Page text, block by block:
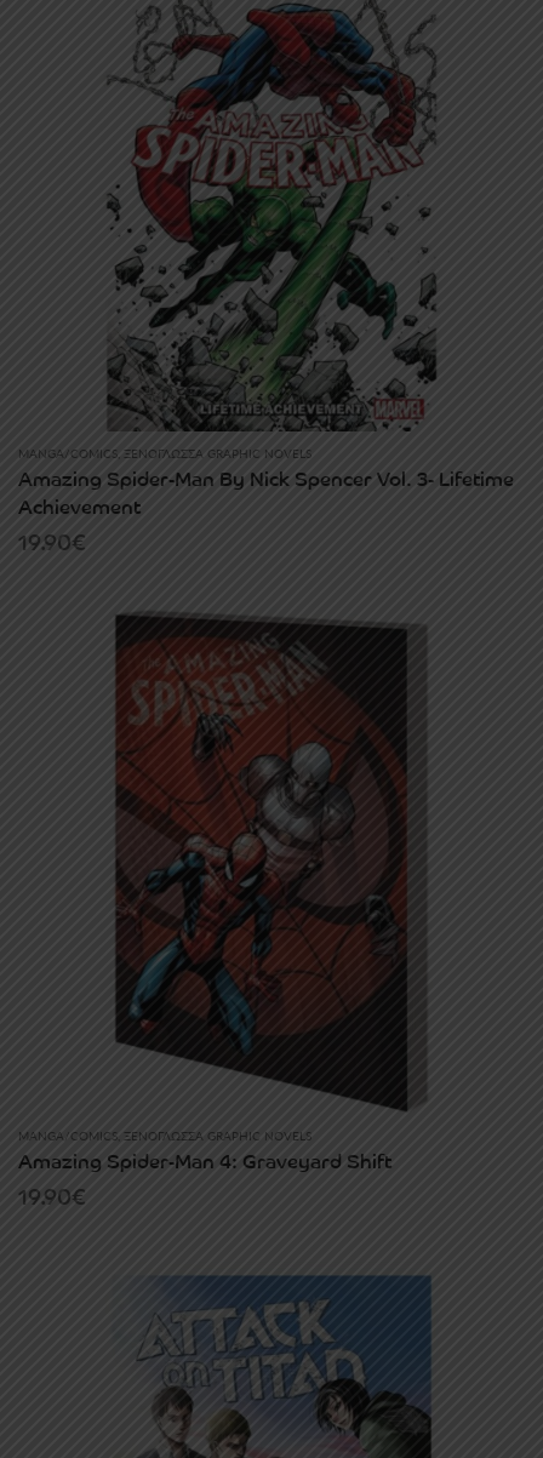
MANGA/COMICS, ΞΕΝΌΓΛΩΣΣΑ GRAPHIC NOVELS
Amazing Spider-Man By Nick Spencer Vol. 3- Lifetime
Achievement
19.90€
MANGA/COMICS, ΞΕΝΌΓΛΩΣΣΑ GRAPHIC NOVELS
Amazing Spider-Man 4: Graveyard Shift
19.90€